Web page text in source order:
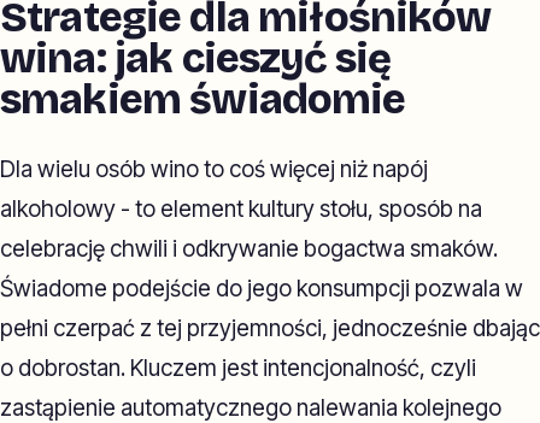
Strategie dla miłośników
wina: jak cieszyć się
smakiem świadomie
Dla wielu osób wino to coś więcej niż napój
alkoholowy - to element kultury stołu, sposób na
celebrację chwili i odkrywanie bogactwa smaków.
Świadome podejście do jego konsumpcji pozwala w
pełni czerpać z tej przyjemności, jednocześnie dbając
o dobrostan. Kluczem jest intencjonalność, czyli
zastąpienie automatycznego nalewania kolejnego